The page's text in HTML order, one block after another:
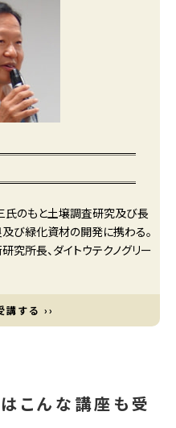
氏のもと土壌調査研究及び長
び緑化資材の開発に携わる。
所長、ダイトウテクノグリー
講する ››
こんな講座も受